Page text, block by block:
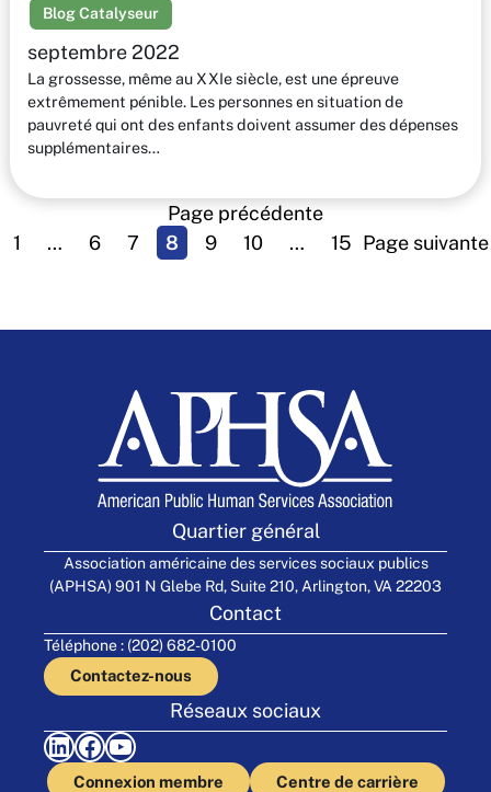
Blog Catalyseur
septembre 2022
La grossesse, même au XXIe siècle, est une épreuve
extrêmement pénible. Les personnes en situation de
pauvreté qui ont des enfants doivent assumer des dépenses
supplémentaires…
Page précédente
1
… 6 7 8 9 10 … 15 Page suivante
Quartier général
Association américaine des services sociaux publics
(APHSA) 901 N Glebe Rd, Suite 210, Arlington, VA 22203
Contact
Téléphone : (202) 682-0100
Contactez-nous
Réseaux sociaux
LinkedIn Facebook YouTube
Connexion membre Centre de carrière